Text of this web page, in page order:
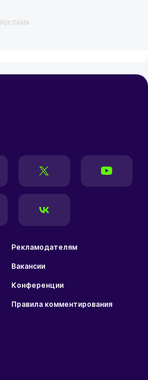
РЕКЛАМА
Рекламодателям
Вакансии
Конференции
Правила комментирования